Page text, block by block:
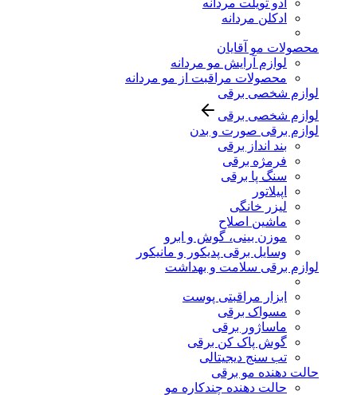
ادو تویلت مردانه
ادکلن مردانه
محصولات مو آقایان
لوازم آرایش مو مردانه
محصولات مراقبت از مو مردانه
لوازم شخصی برقی
لوازم شخصی برقی
لوازم برقی صورت و بدن
بند انداز برقی
فرمژه برقی
سنگ پا برقی
اپیلاتور
لیزر خانگی
ماشین اصلاح
موزن بینی، گوش و ابرو
وسایل برقی پدیکور و مانیکور
لوازم برقی سلامت و بهداشت
ابزار مراقبتی پوست
مسواک برقی
ماساژور برقی
گوش پاک کن برقی
تب سنج دیجیتالی
حالت دهنده مو برقی
حالت دهنده چندکاره مو